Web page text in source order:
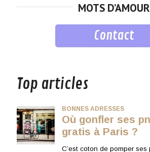
MOTS D’AMOUR
Contact
Top articles